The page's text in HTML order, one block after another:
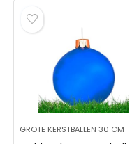
GROTE KERSTBALLEN 30 CM